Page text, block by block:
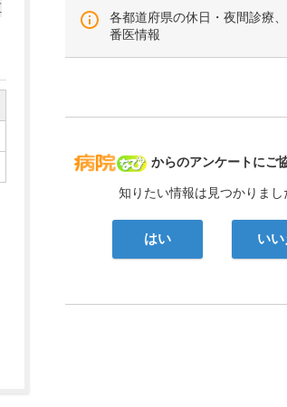
各都道府県の休日・夜間診療
番医情報
病院なび
からのアンケートにご
知りたい情報は見つかりまし
はい いい